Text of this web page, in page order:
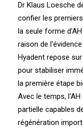
Dr Klaus Loesche
confier les
la seule forme
raison de
Hyadent repose
pour stabiliser
la première étape
Avec le temps,
partielle capables
régénération